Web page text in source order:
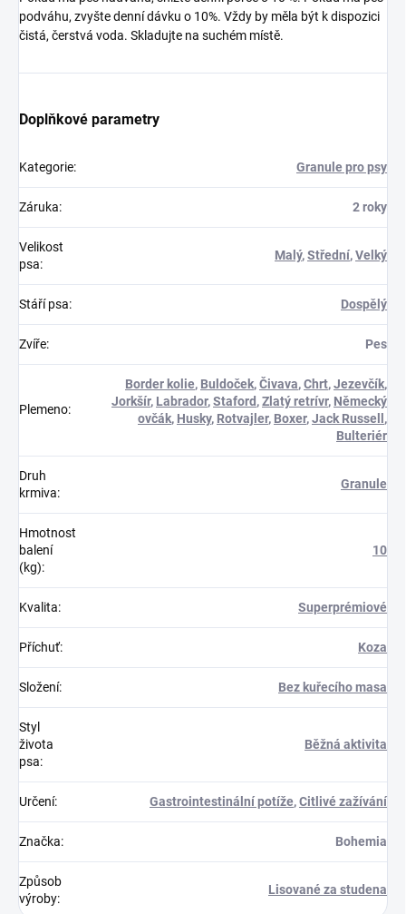
podváhu, zvyšte denní dávku o 10%. Vždy by měla být k dispozici
čistá, čerstvá voda. Skladujte na suchém místě.
Doplňkové parametry
Kategorie: Granule pro psy
Záruka: 2 roky
Velikost
psa:
Malý,Střední,Velký
Stáří psa: Dospělý
Zvíře: Pes
Plemeno:
Border kolie, Buldoček,Čivava,Chrt,Jezevčík,
Jorkšír, Labrador,Staford ,Zlatý retrívr, Německý
ovčák, Husky, Rotvajler, Boxer,Jack Russell ,
Bulteriér
Druh
krmiva:
Granule
Hmotnost
balení
(kg):
10
Kvalita: Superprémiové
Příchuť: Koza
Složení: Bez kuřecího masa
Styl
života
psa:
Běžná aktivita
Určení: Gastrointestinální potíže,Citlivé zažívání
Značka: Bohemia
Způsob
výroby:
Lisované za studena